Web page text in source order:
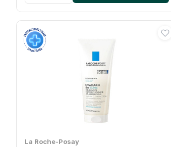
La Roche-Posay